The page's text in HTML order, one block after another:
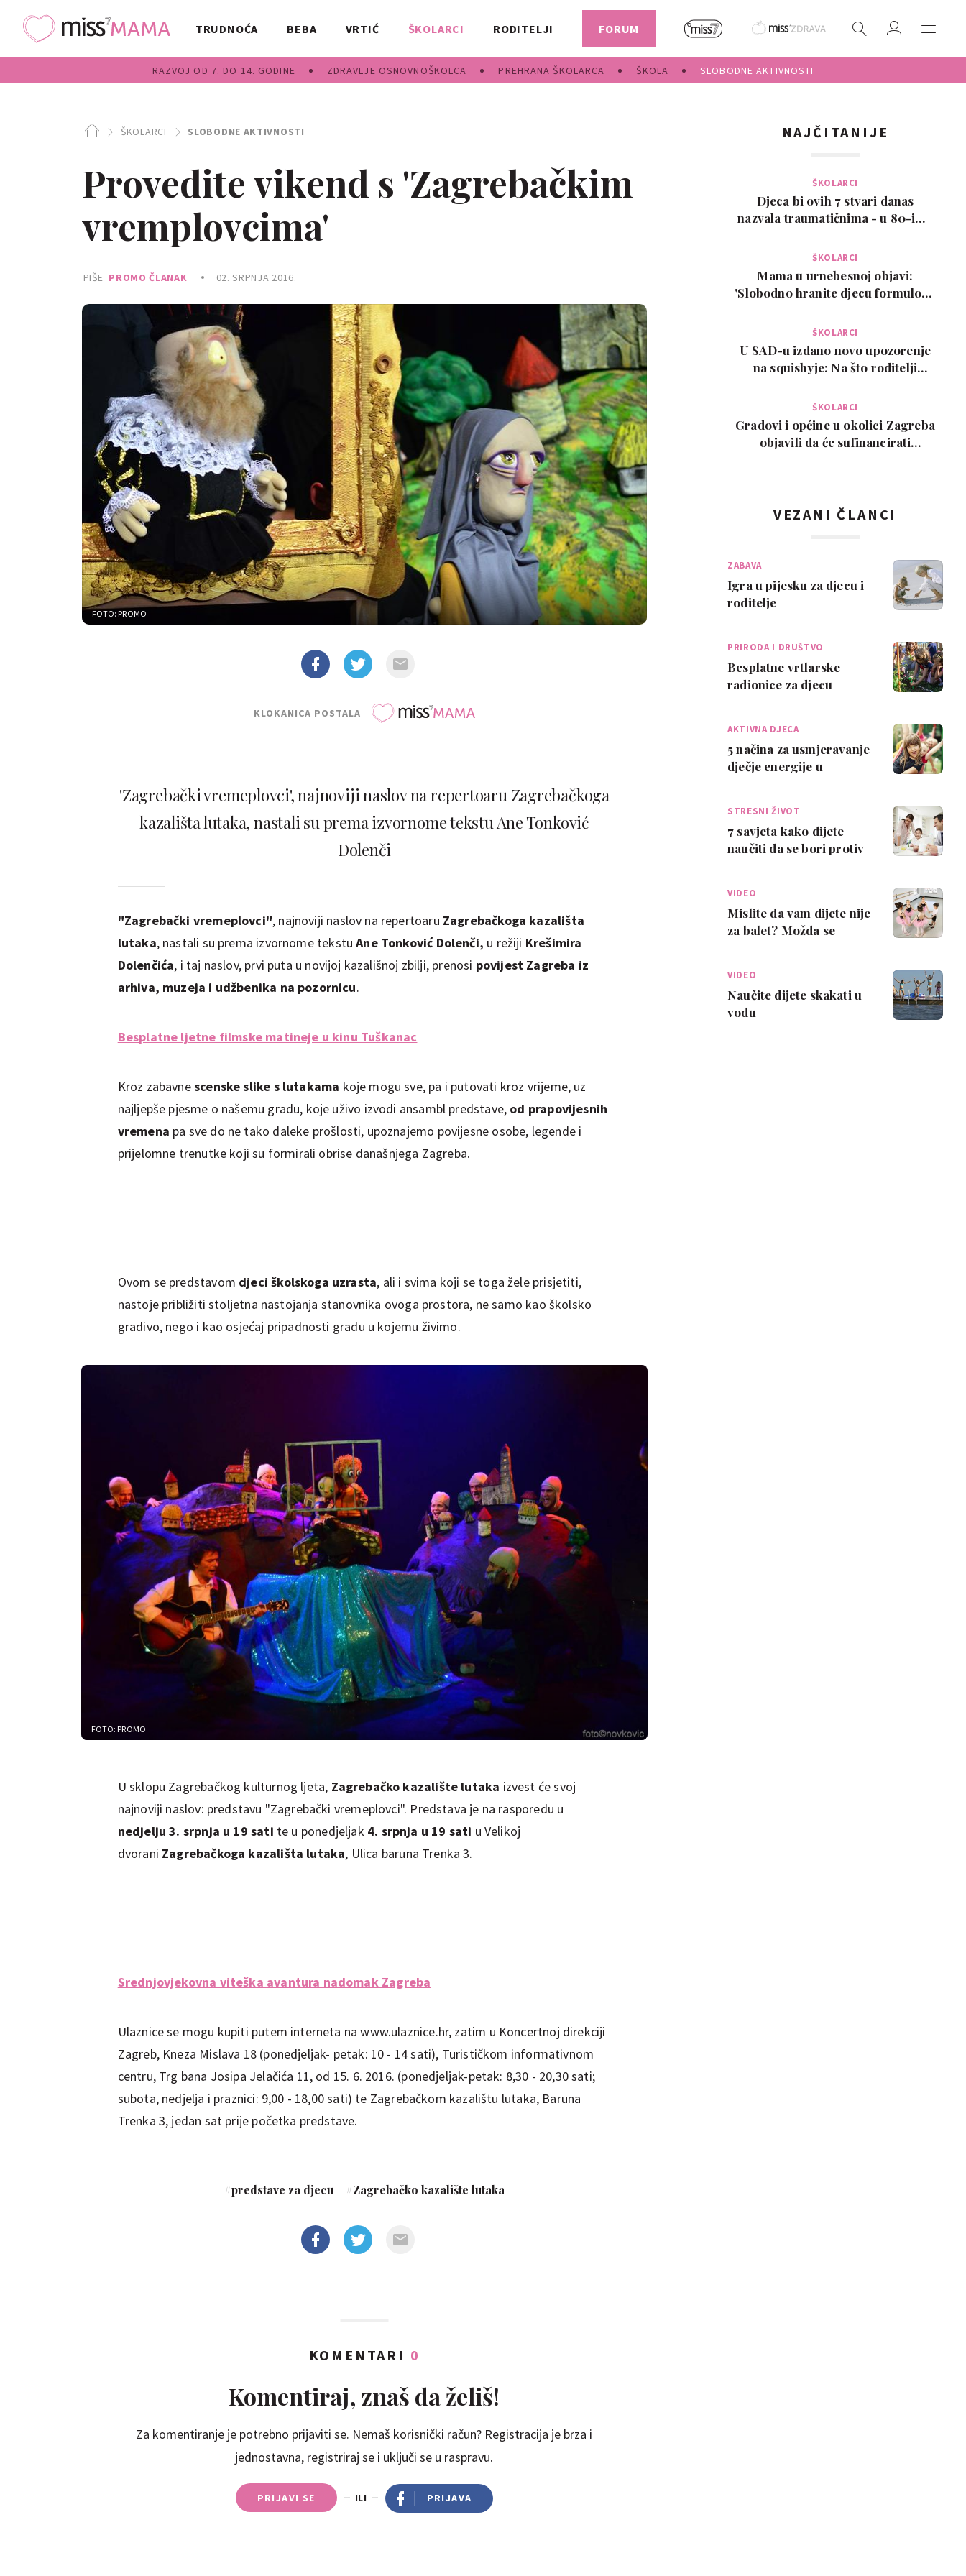
TRUDNOĆA BEBA VRTIĆ ŠKOLARCI
RAZVOJ OD 7. DO 14. GODINE ZDRAVLJE OSNOVNOŠKOLCA PREHRANA ŠKOLARCA ŠKOLA SLOBODNE AKTIVNOSTI
RODITELJI FORUM
ŠKOLARCI SLOBODNE AKTIVNOSTI
Provedite vikend s 'Zagrebačkim
vremplovcima'
PIŠE PROMO ČLANAK 02. SRPNJA 2016.
FOTO: PROMO
KLOKANICA POSTALA
'Zagrebački vremeplovci', najnoviji naslov na repertoaru Zagrebačkoga
kazališta lutaka, nastali su prema izvornome tekstu Ane Tonković
Dolenči
"Zagrebački vremeplovci", najnoviji naslov na repertoaru Zagrebačkoga kazališta
lutaka, nastali su prema izvornome tekstuAne Tonković Dolenči, u režiji Krešimira
Dolenčića, i taj naslov, prvi puta u novijoj kazališnoj zbilji, prenosi povijest Zagreba iz
arhiva, muzeja i udžbenika na pozornicu.
Besplatne ljetne filmske matineje u kinu Tuškanac
Kroz zabavnescenske slike s lutakama koje mogu sve, pa i putovati kroz vrijeme, uz
najljepše pjesme o našemu gradu, koje uživo izvodi ansambl predstave, od prapovijesnih
vremena pa sve do ne tako daleke prošlosti, upoznajemo povijesne osobe, legende i
prijelomne trenutke koji su formirali obrise današnjega Zagreba.
Ovom se predstavom djeci školskoga uzrasta, ali i svima koji se toga žele prisjetiti,
nastoje približiti stoljetna nastojanja stanovnika ovoga prostora, ne samo kao školsko
gradivo, nego i kao osjećaj pripadnosti gradu u kojemu živimo.
FOTO: PROMO
U sklopu Zagrebačkog kulturnog ljeta, Zagrebačko kazalište lutaka izvest će svoj
najnoviji naslov: predstavu "Zagrebački vremeplovci". Predstava je na rasporedu u
nedjelju 3. srpnja u 19 sati te u ponedjeljak 4. srpnja u 19 sati u Velikoj
dvorani Zagrebačkoga kazališta lutaka, Ulica baruna Trenka 3.
Srednjovjekovna viteška avantura nadomak Zagreba
Ulaznice se mogu kupiti putem interneta na www.ulaznice.hr, zatim u Koncertnoj direkciji
Zagreb, Kneza Mislava 18 (ponedjeljak- petak: 10 - 14 sati), Turističkom informativnom
centru, Trg bana Josipa Jelačića 11, od 15. 6. 2016. (ponedjeljak-petak: 8,30 - 20,30 sati;
subota, nedjelja i praznici: 9,00 - 18,00 sati) te Zagrebačkom kazalištu lutaka, Baruna
Trenka 3, jedan sat prije početka predstave.
#predstave za djecu #Zagrebačko kazalište lutaka
KOMENTARI 0
Komentiraj, znaš da želiš!
Za komentiranje je potrebno prijaviti se. Nemaš korisnički račun? Registracija je brza i
jednostavna, registriraj se i uključi se u raspravu.
PRIJAVI SE ILI PRIJAVA
NAJČITANIJE
ŠKOLARCI
Djeca bi ovih 7 stvari danas
nazvala traumatičnima - u 80-ima
ŠKOLARCI
Mama u urnebesnoj objavi:
'Slobodno hranite djecu formulom.
ŠKOLARCI
U SAD-u izdano novo upozorenje
na squishyje: Na što roditelji
ŠKOLARCI
Gradovi i općine u okolici Zagreba
objavili da će sufinancirati
VEZANI ČLANCI
ZABAVA
Igra u pijesku za djecu i
roditelje
PRIRODA I DRUŠTVO
Besplatne vrtlarske
radionice za djecu
AKTIVNA DJECA
5 načina za usmjeravanje
dječje energije u
STRESNI ŽIVOT
7 savjeta kako dijete
naučiti da se bori protiv
VIDEO
Mislite da vam dijete nije
za balet? Možda se
VIDEO
Naučite dijete skakati u
vodu